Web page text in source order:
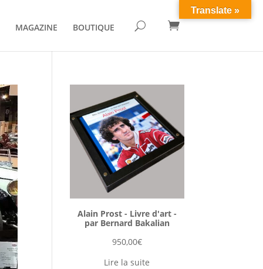
MAGAZINE BOUTIQUE U 
Alain Prost - Livre d'art -
par Bernard Bakalian
950,00€
Lire la suite
Translate »